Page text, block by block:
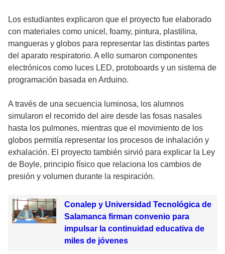
Los estudiantes explicaron que el proyecto fue elaborado
con materiales como unicel, foamy, pintura, plastilina,
mangueras y globos para representar las distintas partes
del aparato respiratorio. A ello sumaron componentes
electrónicos como luces LED, protoboards y un sistema de
programación basada en Arduino.
A través de una secuencia luminosa, los alumnos
simularon el recorrido del aire desde las fosas nasales
hasta los pulmones, mientras que el movimiento de los
globos permitía representar los procesos de inhalación y
exhalación. El proyecto también sirvió para explicar la Ley
de Boyle, principio físico que relaciona los cambios de
presión y volumen durante la respiración.
Conalep y Universidad Tecnológica de
Salamanca firman convenio para
impulsar la continuidad educativa de
miles de jóvenes